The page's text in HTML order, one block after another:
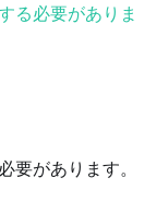
る必要がありま
要があります。